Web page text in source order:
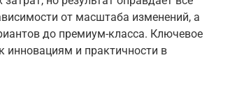
от масштаба изменений, а
до премиум-класса. Ключевое
инновациям и практичности в